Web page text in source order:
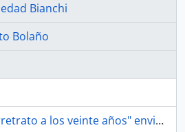
Bianchi
Bolaño
años" enviado por Roberto Bolaño a Soledad Bianchi